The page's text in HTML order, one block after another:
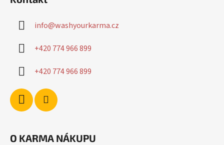
info@washyourkarma.cz
+420 774 966 899
+420 774 966 899
O KARMA NÁKUPU